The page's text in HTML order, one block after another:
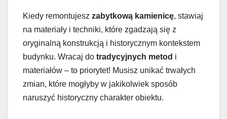
Kiedy remontujesz zabytkową kamienicę, stawiaj
na materiały i techniki, które zgadzają się z
oryginalną konstrukcją i historycznym kontekstem
budynku. Wracaj do tradycyjnych metod i
materiałów – to priorytet! Musisz unikać trwałych
zmian, które mogłyby w jakikolwiek sposób
naruszyć historyczny charakter obiektu.